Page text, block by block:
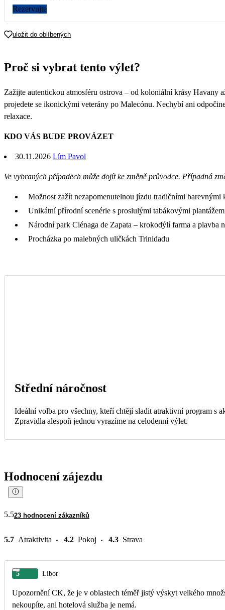
Rezervujte
uložit do oblíbených
Proč si vybrat tento výlet?
Zažijte autentickou atmosféru ostrova – od koloniální krásy Havany
projedete se ikonickými veterány po Malecónu. Nechybí ani
relaxace.
KDO VÁS BUDE PROVÁZET
30.11.2026 Lím Pavol
Ve vybraných případech může dojít ke změně průvodce. Případná
Možnost zažít nezapomenutelnou jízdu tradičními barevnými
Unikátní přírodní scenérie s proslulými tabákovými
Národní park Ciénaga de Zapata – krokodýlí farma a plavba
Procházka po malebných uličkách Trinidadu
Střední náročnost
Ideální volba pro všechny, kteří chtějí sladit atraktivní program s
Zpravidla alespoň jednou vyrazíme na celodenní výlet.
Hodnocení zájezdu
5.523 hodnocení zákazníků
5.7 Atraktivita 4.2 Pokoj 4.3 Strava
5 Libor
Upozornění CK, že je v oblastech téměř jistý výskyt velkého
nekoupíte, ani hotelová služba je nemá.